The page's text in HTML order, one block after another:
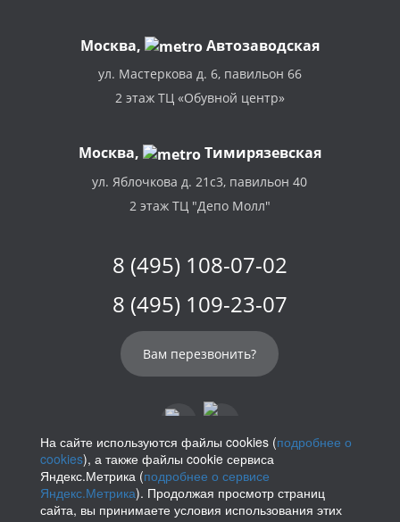
Москва, Автозаводская
ул. Мастеркова д. 6, павильон 66
2 этаж ТЦ «Обувной центр»
Москва, Тимирязевская
ул. Яблочкова д. 21с3, павильон 40
2 этаж ТЦ "Депо Молл"
8 (495) 108-07-02
8 (495) 109-23-07
Вам перезвонить?
info@parikof.ru
На сайте используются файлы cookies (подробнее о
cookies), а также файлы cookie сервиса
Яндекс.Метрика (подробнее о сервисе
Яндекс.Метрика). Продолжая просмотр страниц
сайта, вы принимаете условия использования этих